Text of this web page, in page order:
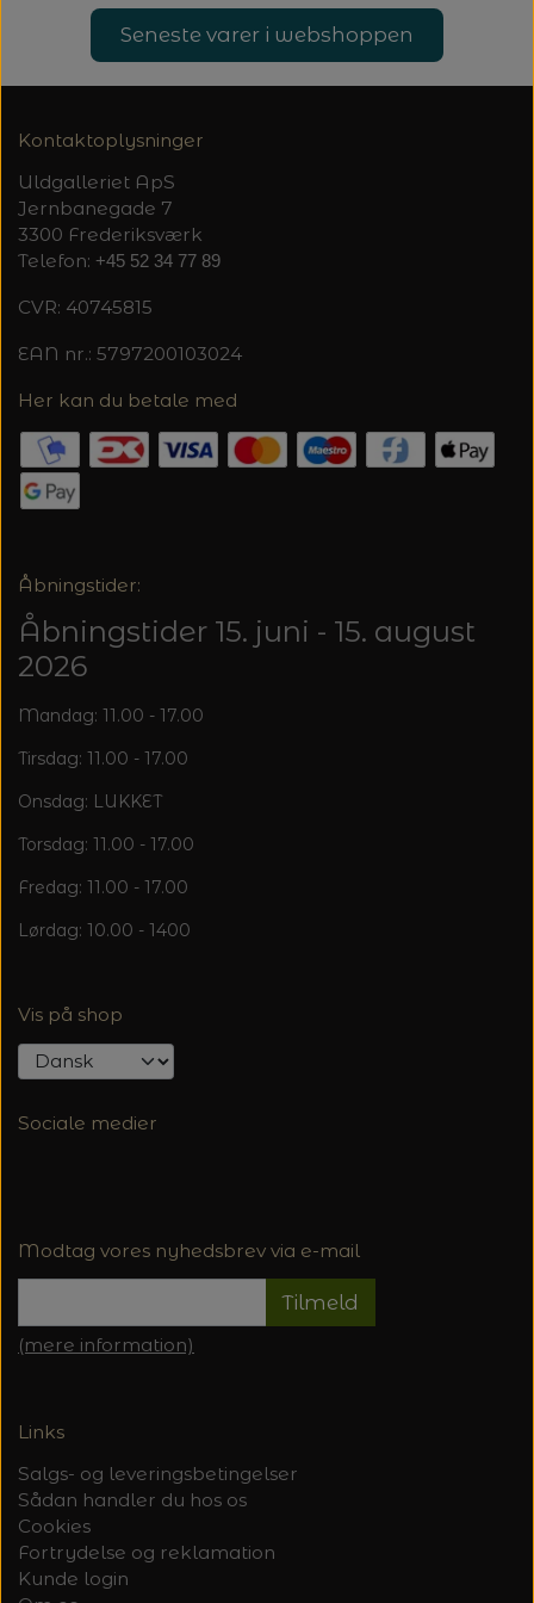
TRYKLÅSE
Seneste varer i webshoppen
Kontaktoplysninger
Uldgalleriet ApS
Jernbanegade 7
3300 Frederiksværk
Telefon: +45 52 34 77 89
CVR: 40745815
EAN nr.: 5797200103024
Her kan du betale med
Åbningstider:
Åbningstider 15. juni - 15. august
2026
Mandag: 11.00 - 17.00
Tirsdag: 11.00 - 17.00
Onsdag: LUKKET
Torsdag: 11.00 - 17.00
Fredag: 11.00 - 17.00
Lørdag: 10.00 - 1400
Vis på shop
Sociale medier
Modtag vores nyhedsbrev via e-mail
Tilmeld
(mere information)
Links
Salgs- og leveringsbetingelser
Sådan handler du hos os
Cookies
Fortrydelse og reklamation
Kunde login